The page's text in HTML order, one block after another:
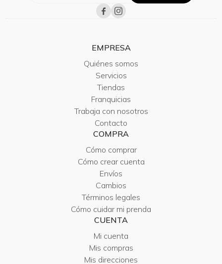
 
EMPRESA
Quiénes somos
Servicios
Tiendas
Franquicias
Trabaja con nosotros
Contacto
COMPRA
Cómo comprar
Cómo crear cuenta
Envíos
Cambios
Términos legales
Cómo cuidar mi prenda
CUENTA
Mi cuenta
Mis compras
Mis direcciones